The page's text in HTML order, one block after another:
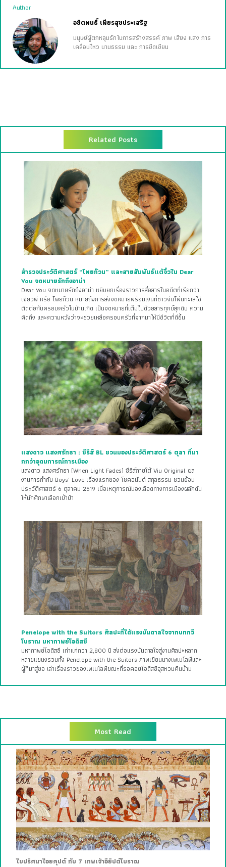
Author
อชิตพนธิ์ เพียรสุขประเสริฐ
มนุษย์ผู้ตกหลุมรักในการสร้างสรรค์ ภาพ เสียง แสง การ
เคลื่อนไหว นามธรรม และ การขีดเขียน
Related Posts
สำรวจประวัติศาสตร์ “โพยก๊วน” และสายสัมพันธ์แต้จิ๋วใน Dear
You จดหมายรักถึงอาม่า
Dear You จดหมายรักถึงอาม่า หยิบยกเรื่องราวการสื่อสารในอดีตที่เรียกว่า
เฉียวพี หรือ โพยก๊วน หมายถึงการส่งจดหมายพร้อมเงินที่ชาวจีนโพ้นทะเลใช้
ติดต่อกับครอบครัวในบ้านเกิด เป็นจดหมายที่เต็มไปด้วยสารทุกข์สุกดิบ ความ
คิดถึง และความหวังว่าจะช่วยเหลือครอบครัวที่จากมาให้มีชีวิตที่ดีขึ้น
แสงดาว แสงศรัทธา : ซีรีส์ BL ชวนมองประวัติศาสตร์ 6 ตุลา ที่มา
กกว่าอุดมการณ์การเมือง
แสงดาว แสงศรัทธา (When Light Fades) ซีรีส์ภายใต้ Viu Original ผล
งานการกำกับ Boys’ Love เรื่องแรกของ โชคอนันต์ สกุลธรรม ชวนย้อน
ประวัติศาสตร์ 6 ตุลาคม 2519 เมื่อเหตุการณ์นองเลือดทางการเมืองผลักดัน
ให้นักศึกษาเลือกเข้าป่า
Penelope with the Suitors ศิลปะที่ได้แรงบันดาลใจจากบทกวี
โบราณ มหากาพย์โอดิสซี
มหากาพย์โอดิสซี เก่าแก่กว่า 2,800 ปี ส่งต่อแรงบันดาลใจสู่งานศิลปะหลาก
หลายแขนงรวมทั้ง Penelope with the Suitors ภาพเขียนนางเพเนโลพีและ
ผู้ที่มาสู่ขอ เล่าเรื่องราวของเพเนโลพีขณะที่รอคอยโอดิสซีอุสหวนคืนบ้าน
Most Read
ไขปริศนาไอยคุปต์ กับ 7 เทพเจ้าอียิปต์โบราณ